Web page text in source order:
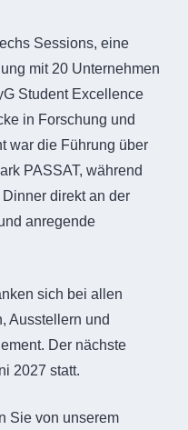
Sessions, eine
mit 20 Unternehmen
Student Excellence
in Forschung und
war die Führung über
PASSAT, während
direkt an der
anregende
sich bei allen
Ausstellern und
Der nächste
2027 statt.
Sie von unserem